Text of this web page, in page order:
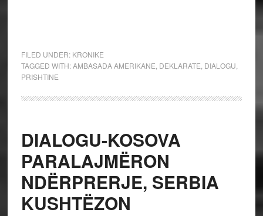
FILED UNDER: KRONIKE
TAGGED WITH:AMBASADA AMERIKANE DEKLARATE DIALOGU
PRISHTINE
DIALOGU-KOSOVA
PARALAJMËRON
NDËRPRERJE, SERBIA
KUSHTËZON